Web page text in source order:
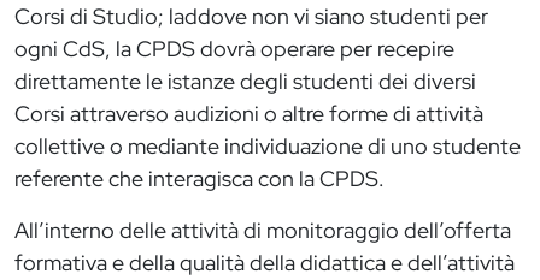
Corsi di Studio; laddove non vi siano studenti per
ogni CdS, la CPDS dovrà operare per recepire
direttamente le istanze degli studenti dei diversi
Corsi attraverso audizioni o altre forme di attività
collettive o mediante individuazione di uno studente
referente che interagisca con la CPDS.
All’interno delle attività di monitoraggio dell’offerta
formativa e della qualità della didattica e dell’attività